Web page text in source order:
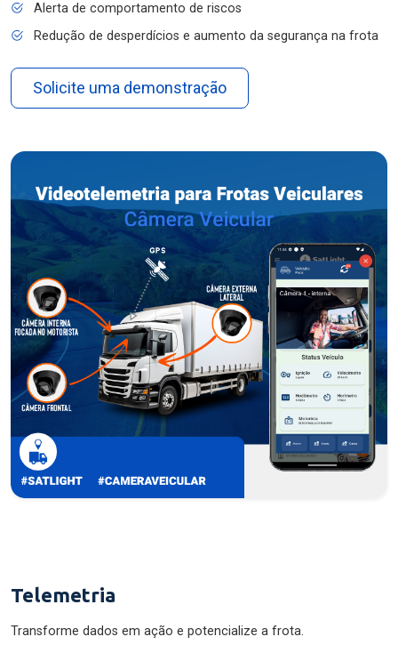
Alerta de comportamento de riscos
Redução de desperdícios e aumento da segurança na frota
Solicite uma demonstração
Telemetria
Transforme dados em ação e potencialize a frota.